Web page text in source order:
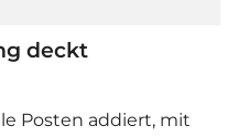
deckt
Posten addiert, mit